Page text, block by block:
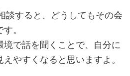
談すると、どうしてもその会
。
で話を聞くことで、自分に
やすくなると思いますよ。